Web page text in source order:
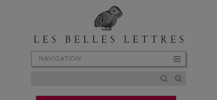
NAVIGATION